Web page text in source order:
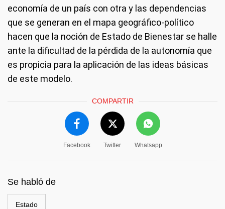
economía de un país con otra y las dependencias
que se generan en el mapa geográfico-político
hacen que la noción de Estado de Bienestar se halle
ante la dificultad de la pérdida de la autonomía que
es propicia para la aplicación de las ideas básicas
de este modelo.
COMPARTIR
Facebook Twitter Whatsapp
Se habló de
Estado